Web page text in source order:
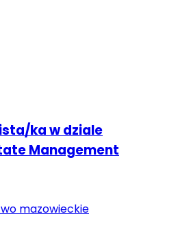
ka w dziale
Management
mazowieckie